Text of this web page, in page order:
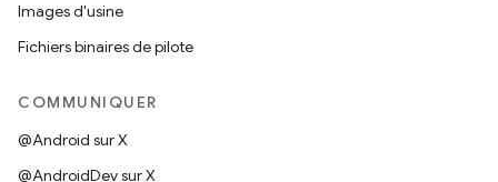
Images d'usine
Fichiers binaires de pilote
COMMUNIQUER
@Android sur X
@AndroidDev sur X